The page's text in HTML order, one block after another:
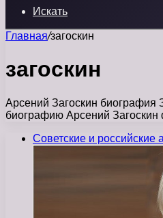
Искать
Главная/загоскин
загоскин
Арсений Загоскин биография
биографию Арсений
Советские и российские